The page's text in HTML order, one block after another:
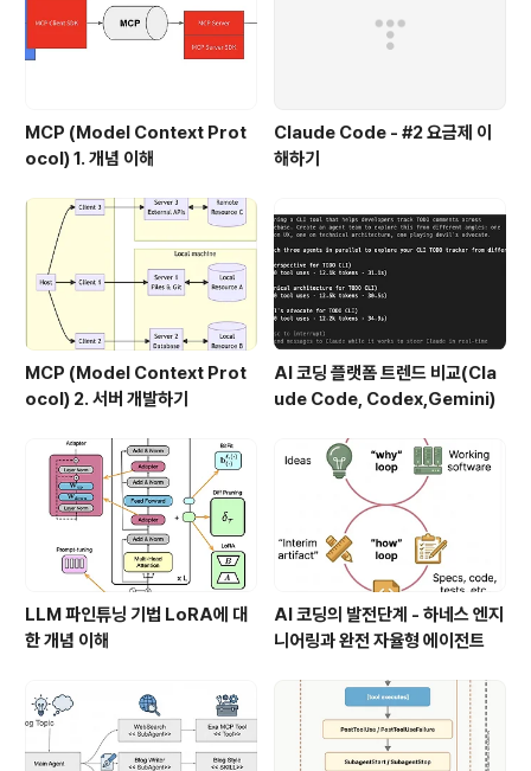
MCP (Model Context Prot
ocol) 1. 개념 이해
Claude Code - #2 요금제 이
해하기
MCP (Model Context Prot
ocol) 2. 서버 개발하기
AI 코딩 플랫폼 트렌드 비교(Cla
ude Code, Codex,Gemini)
LLM 파인튜닝 기법 LoRA에 대
한 개념 이해
AI 코딩의 발전단계 - 하네스 엔지
니어링과 완전 자율형 에이전트